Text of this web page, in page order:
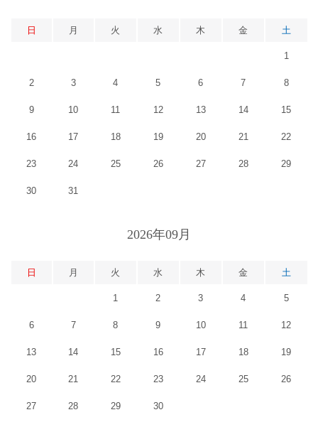
日 月 火 水 木 金 土
1
2 3 4 5 6 7 8
9 10 11 12 13 14 15
16 17 18 19 20 21 22
23 24 25 26 27 28 29
30 31
2026年09月
日 月 火 水 木 金 土
1 2 3 4 5
6 7 8 9 10 11 12
13 14 15 16 17 18 19
20 21 22 23 24 25 26
27 28 29 30